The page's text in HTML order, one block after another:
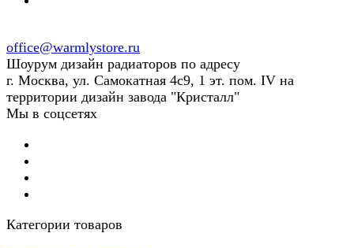
office@warmlystore.ru
Шоурум дизайн радиаторов по адресу
г. Москва, ул. Самокатная 4с9, 1 эт. пом. IV на
территории дизайн завода "Кристалл"
Мы в соцсетях
Категории товаров